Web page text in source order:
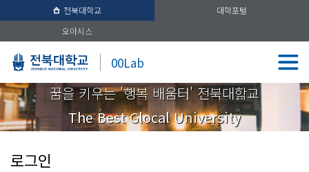
전북대학교
대학포털
오아시스
00Lab
꿈을 키우는 '행복 배움터' 전북대학교
The Best Glocal University
로그인